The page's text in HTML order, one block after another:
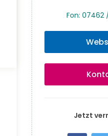
Fon: 07462
Jetzt